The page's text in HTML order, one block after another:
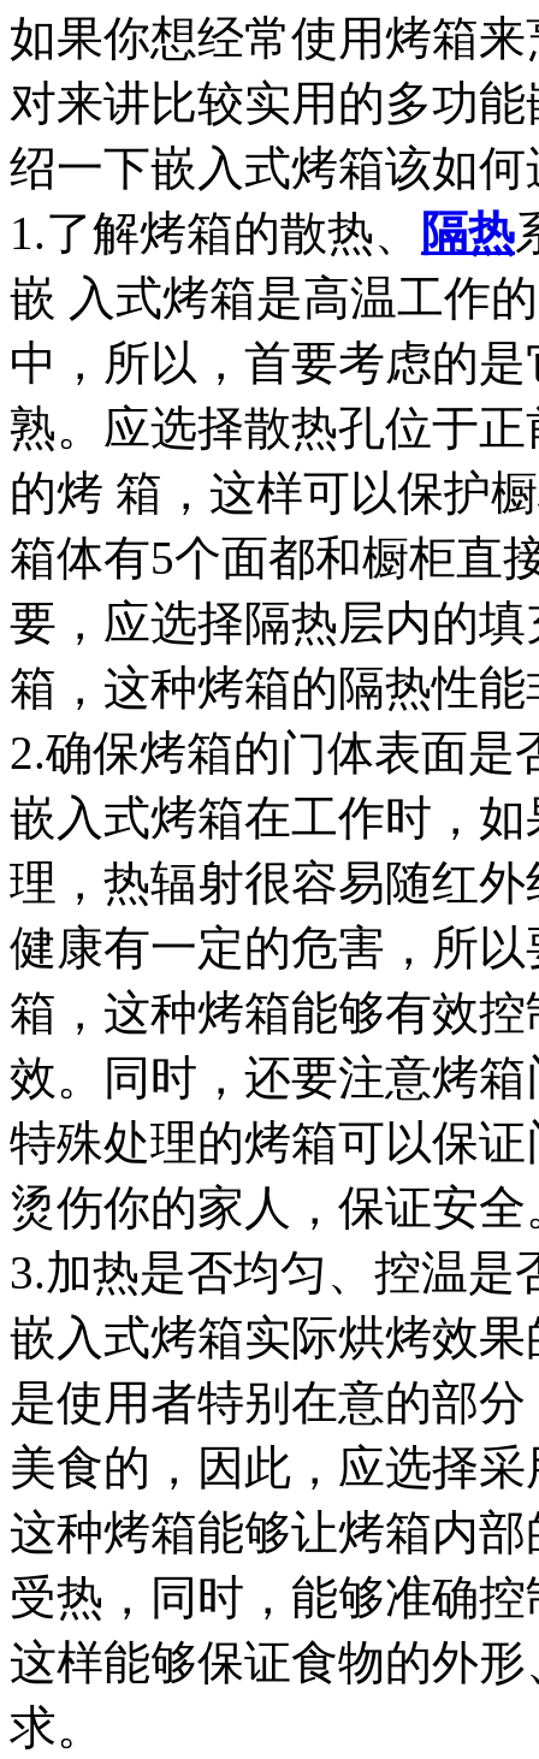
如果你想经常使用烤箱
对来讲比较实用的多功
绍一下嵌入式烤箱该如
1.了解烤箱的散热、
隔热
嵌 入式烤箱是高温工作
中，所以，首要考虑的
熟。应选择散热孔位于
的烤 箱，这样可以保护
箱体有5个面都和橱柜直
要，应选择隔热层内的
箱，这种烤箱的隔热性
2.确保烤箱的门体表面是
嵌入式烤箱在工作时，如
理，热辐射很容易随红
健康有一定的危害，所
箱，这种烤箱能够有效
效。同时，还要注意烤
特殊处理的烤箱可以保
烫伤你的家人，保证安全
3.加热是否均匀、控温
嵌入式烤箱实际烘烤效
是使用者特别在意的部
美食的，因此，应选择
这种烤箱能够让烤箱内
受热，同时，能够准确
这样能够保证食物的外
求。